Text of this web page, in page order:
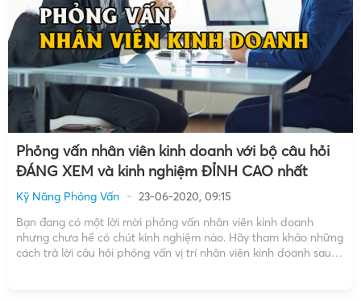
Phỏng vấn nhân viên kinh doanh với bộ câu hỏi
ĐÁNG XEM và kinh nghiệm ĐỈNH CAO nhất
Kỹ Năng Phỏng Vấn
23-06-2020, 09:15
Bạn đang có một lời mời phỏng vấn nhân viên kinh doanh
nhưng chưa hề có chút kinh nghiệm nào. Hãy tham khảo những
cách trả lời câu hỏi phỏng vấn vị trí nhân viên kinh doanh sau